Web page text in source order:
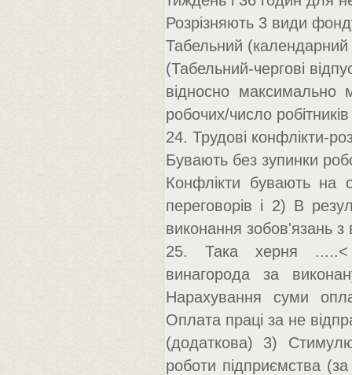
Розрізняють 3 види
Табельний
(Табельний-чергові
відносно максимально
робочих/число
24. Трудові конфлікти-
Бувають без зупинки
Конфлікти бувають на
переговорів і 2) В
виконання зобов'язань з
25. Така херня .....<
винагорода за
Нарахування суми
Оплата праці за не
(додаткова) 3)
роботи підприємства